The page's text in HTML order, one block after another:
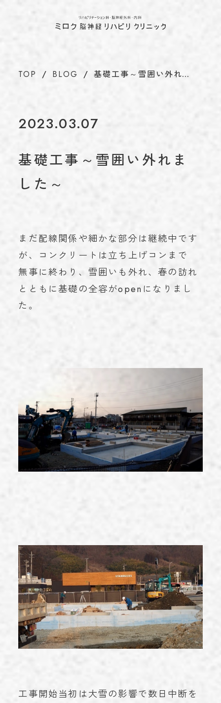
理念
施設基準情報などの掲示について
診療について
脳神経外科
内科
介護保険について
お知らせ NEWS
学術実績 ACHIEVEMENTS
ブログ BLOG
お問い合わせ
© 2023 miroku.
TOP BLOG 基礎工事～雪囲い外れ…
2023.03.07
基礎工事～雪囲い外れま
した～
まだ配線関係や細かな部分は継続中です
が、コンクリートは立ち上げコンまで
無事に終わり、雪囲いも外れ、春の訪れ
とともに基礎の全容がopenになりまし
た。
工事開始当初は大雪の影響で数日中断を